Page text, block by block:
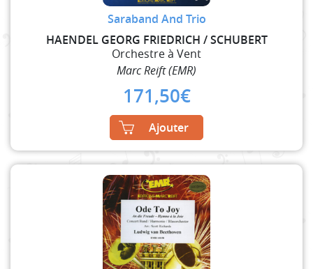
Saraband And Trio
HAENDEL GEORG FRIEDRICH / SCHUBERT
Orchestre à Vent
Marc Reift (EMR)
171,50€
Ajouter